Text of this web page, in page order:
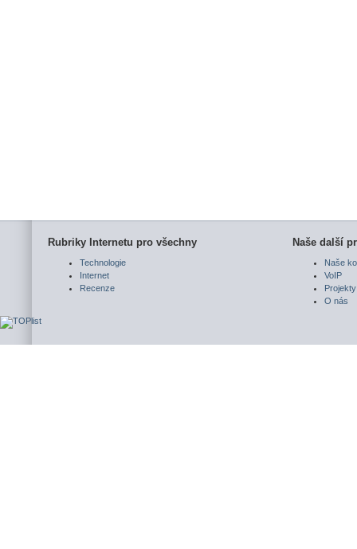
Rubriky Internetu pro všechny
Technologie
Internet
Recenze
Naše další
Naše
VoIP
Projekty
O nás